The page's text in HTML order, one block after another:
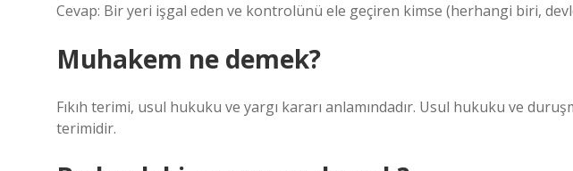
Cevap: Bir yeri işgal eden ve kontrolünü ele geçiren kimse (herhangi biri,
Muhakem ne demek?
Fıkıh terimi, usul hukuku ve yargı kararı anlamındadır. Usul hukuku ve
terimidir.